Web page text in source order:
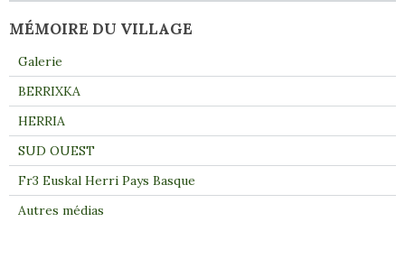
MÉMOIRE DU VILLAGE
Galerie
BERRIXKA
HERRIA
SUD OUEST
Fr3 Euskal Herri Pays Basque
Autres médias